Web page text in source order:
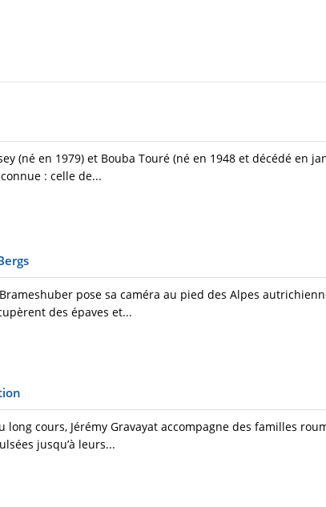
(né en 1979) et Bouba Touré (né en 1948 et décédé en
: celle de...
pose sa caméra au pied des Alpes
des épaves et...
long cours, Jérémy Gravayat accompagne des familles
jusqu’à leurs...